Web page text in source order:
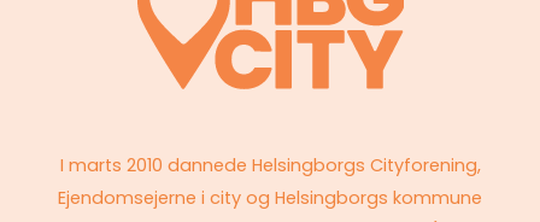
I marts 2010 dannede Helsingborgs Cityforening,
Ejendomsejerne i city og Helsingborgs kommune